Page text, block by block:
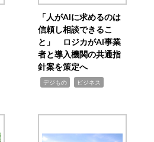
「人がAIに求めるのは
信頼し相談できるこ
と」 ロジカがAI事業
者と導入機関の共通指
針案を策定へ
デジもの ビジネス